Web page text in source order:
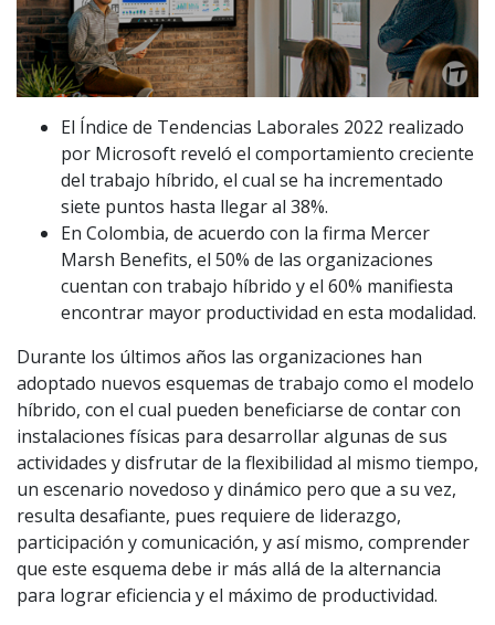
El Índice de Tendencias Laborales 2022 realizado
por Microsoft reveló el comportamiento creciente
del trabajo híbrido, el cual se ha incrementado
siete puntos hasta llegar al 38%.
En Colombia, de acuerdo con la firma Mercer
Marsh Benefits, el 50% de las organizaciones
cuentan con trabajo híbrido y el 60% manifiesta
encontrar mayor productividad en esta modalidad.
Durante los últimos años las organizaciones han
adoptado nuevos esquemas de trabajo como el modelo
híbrido, con el cual pueden beneficiarse de contar con
instalaciones físicas para desarrollar algunas de sus
actividades y disfrutar de la flexibilidad al mismo tiempo,
un escenario novedoso y dinámico pero que a su vez,
resulta desafiante, pues requiere de liderazgo,
participación y comunicación, y así mismo, comprender
que este esquema debe ir más allá de la alternancia
para lograr eficiencia y el máximo de productividad.